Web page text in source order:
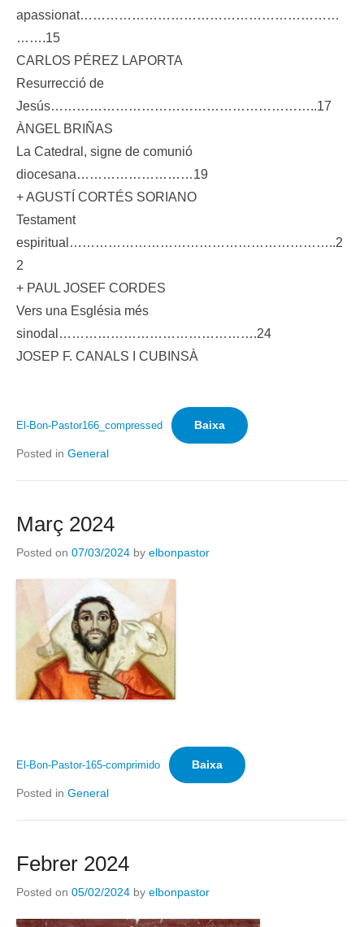
apassionat……………………………………………………
…….15
CARLOS PÉREZ LAPORTA
Resurrecció de
Jesús……………………………………………………..17
ÀNGEL BRIÑAS
La Catedral, signe de comunió
diocesana………………………19
+ AGUSTÍ CORTÉS SORIANO
Testament
espiritual……………………………………………………..2
2
+ PAUL JOSEF CORDES
Vers una Església més
sinodal……………………………………….24
JOSEP F. CANALS I CUBINSÀ
El-Bon-Pastor166_compressed Baixa
Posted in General
Març 2024
Posted on 07/03/2024 by elbonpastor
El-Bon-Pastor-165-comprimido Baixa
Posted in General
Febrer 2024
Posted on 05/02/2024 by elbonpastor